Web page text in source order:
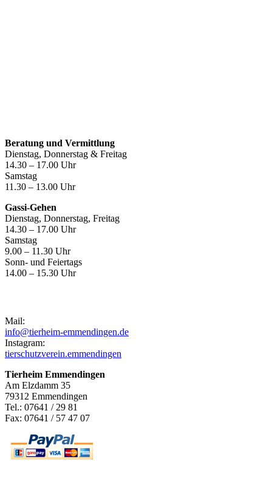
Beratung und Vermittlung
Dienstag, Donnerstag & Freitag
14.30 – 17.00 Uhr
Samstag
11.30 – 13.00 Uhr
Gassi-Gehen
Dienstag, Donnerstag, Freitag
14.30 – 17.00 Uhr
Samstag
9.00 – 11.30 Uhr
Sonn- und Feiertags
14.00 – 15.30 Uhr
Mail:
info@tierheim-emmendingen.de
Instagram:
tierschutzverein.emmendingen
Tierheim Emmendingen
Am Elzdamm 35
79312 Emmendingen
Tel.: 07641 / 29 81
Fax: 07641 / 57 47 07